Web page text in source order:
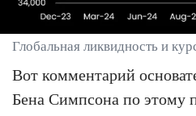
Глобальная ликвидность и
Вот комментарий
Бена Симпсона по этому